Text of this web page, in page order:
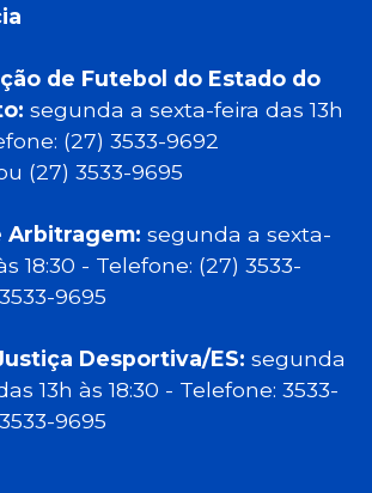
de Futebol do Estado do
segunda a sexta-feira das 13h
(27) 3533-9692
(27) 3533-9695
Arbitragem: segunda a sexta-
18:30 - Telefone: (27) 3533-
9695
Desportiva/ES: segunda
13h às 18:30 - Telefone: 3533-
9695